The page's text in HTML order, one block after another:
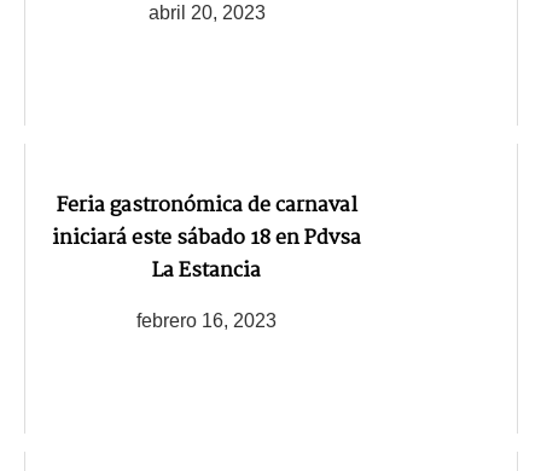
abril 20, 2023
Feria gastronómica de carnaval
iniciará este sábado 18 en Pdvsa
La Estancia
febrero 16, 2023